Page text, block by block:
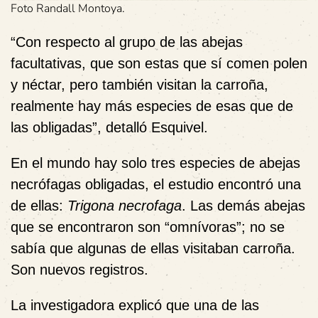
Foto Randall Montoya.
“Con respecto al grupo de las abejas
facultativas, que son estas que sí comen polen
y néctar, pero también visitan la carroña,
realmente hay más especies de esas que de
las obligadas”, detalló Esquivel.
En el mundo hay solo tres especies de abejas
necrófagas obligadas, el estudio encontró una
de ellas: Trigona necrofaga. Las demás abejas
que se encontraron son “omnívoras”; no se
sabía que algunas de ellas visitaban carroña.
Son nuevos registros.
La investigadora explicó que una de las